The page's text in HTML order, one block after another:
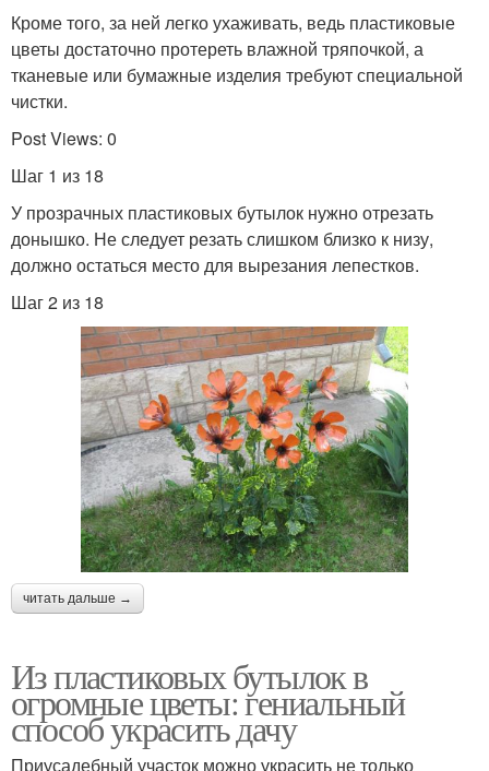
Кроме того, за ней легко ухаживать, ведь пластиковые
цветы достаточно протереть влажной тряпочкой, а
тканевые или бумажные изделия требуют специальной
чистки.
Post Views: 0
Шаг 1 из 18
У прозрачных пластиковых бутылок нужно отрезать
донышко. Не следует резать слишком близко к низу,
должно остаться место для вырезания лепестков.
Шаг 2 из 18
читать дальше →
Из пластиковых бутылок в
огромные цветы: гениальный
способ украсить дачу
Приусадебный участок можно украсить не только